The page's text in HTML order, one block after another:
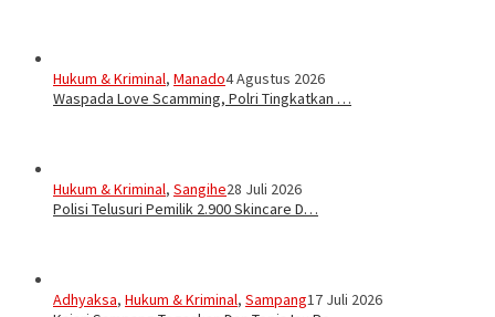
Hukum & Kriminal, Manado4 Agustus 2026
Waspada Love Scamming, Polri Tingkatkan …
Hukum & Kriminal, Sangihe28 Juli 2026
Polisi Telusuri Pemilik 2.900 Skincare D…
Adhyaksa, Hukum & Kriminal, Sampang17 Juli 2026